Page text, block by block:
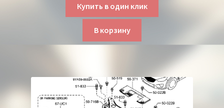
Купить в один клик
В корзину